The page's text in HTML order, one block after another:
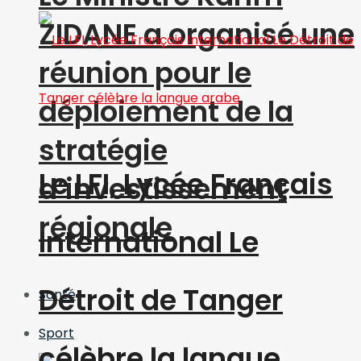
ZIDANE a organisé une
réunion pour le
déploiement de la
stratégie
d’investissement
régionale
Santé
Sport
Le LFI, Lycée Français
International Le
Détroit de Tanger